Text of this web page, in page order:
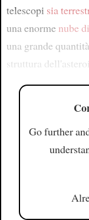
telescopi sia
una enorme nube
una grande
struttura
Go further